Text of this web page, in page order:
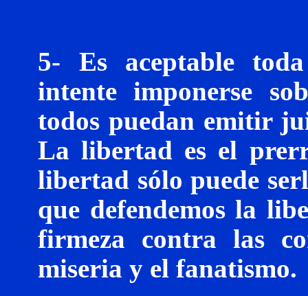
5- Es aceptable
intente imponerse
todos puedan emitir
La libertad es el
libertad sólo puede
que defendemos la
firmeza contra las
miseria y el fanatismo.